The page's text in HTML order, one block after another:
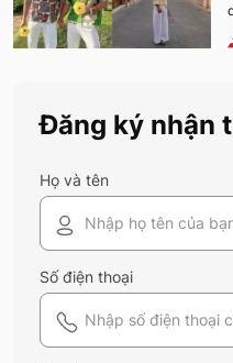
Đăng ký nhận
Họ và tên
Số điện thoại